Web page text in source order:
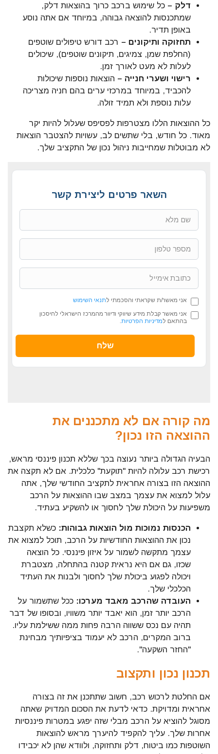
דלק – כל שימוש ברכב כרוך בהוצאות דלק,
שמתכנסות להוצאה גבוהה, במיוחד אם אתה נוסע
באופן תדיר.
תחזוקה ותיקונים – רכב דורש טיפולים שוטפים
(החלפת שמן, צמיגים, תיקונים שוטפים), שיכולים
לעלות לא מעט לאורך זמן.
רישוי ושערי חנייה – הוצאות נוספות שיכולות
להכביד, במיוחד במרכזי ערים בהם חניה מצריכה
עלות נוספת ולא תמיד זולה.
כל ההוצאות הללו מצטרפות לפסיפס שעלול להיות יקר
מאוד. כל חודש, בלי שתשים לב, עשויות להצטבר הוצאות
לא מבוטלות שמחייבות ניהול נכון של התקציב שלך.
השאר פרטים ליצירת קשר
אני מאשר/ת שקראתי והסכמתי לתנאי השימוש
אני מאשר קבלת מידע שיווקי ודיוור מהמרכז הישראלי לחיסכון
בהתאם למדיניות הפרטיות
מה קורה אם לא מתכננים את
ההוצאה הזו נכון?
הבעיה הגדולה ביותר נעוצה בכך שללא תכנון פיננסי מראש,
רכישת רכב עלולה להיות "תוקעת" כלכלית. אם לא תקצה את
ההוצאה הזו בצורה אחראית לתקציב החודשי שלך, אתה
עלול למצוא את עצמך במצב שבו ההוצאות על הרכב
משפיעות על היכולת שלך לחסוך או להשקיע בעתיד.
הכנסות נמוכות מול הוצאות גבוהות: כשלא תקצבת
נכון את ההוצאות החודשיות על הרכב, תוכל למצוא את
עצמך מתקשה לשמור על איזון פיננסי. כל הוצאה
שכזו, גם אם היא נראית קטנה בהתחלה, מצטברת
ויכולה לפגוע ביכולת שלך לחסוך ולבנות את העתיד
הכלכלי שלך.
העובדה שהרכב מאבד מערכו: ככל שתשמור על
הרכב יותר זמן, הוא יאבד יותר משוויו, ובסופו של דבר
תהיה עם נכס ששווה הרבה פחות ממה ששילמת עליו.
ברוב המקרים, הרכב לא יעמוד בציפיותיך מבחינת
"החזר השקעה".
תכנון נכון ותקצוב
אם החלטת לרכוש רכב, חשוב שתתכנן את זה בצורה
אחראית ומדויקת. כדאי לדעת את הסכום המדויק שאתה
מסוגל להוציא על הרכב מבלי שזה יפגע במטרות פיננסיות
אחרות שלך. עליך להקפיד להיערך מראש להוצאות
השוטפות כמו ביטוח, דלק ותחזוקה, ולוודא שהן לא יכבידו